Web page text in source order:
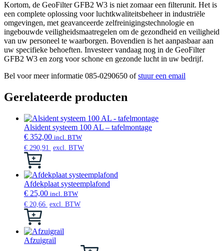
Kortom, de GeoFilter GFB2 W3 is niet zomaar een filterunit. Het is
een complete oplossing voor luchtkwaliteitsbeheer in industriële
omgevingen, met geavanceerde zelfreinigingstechnologie en
ingebouwde veiligheidsmaatregelen om de gezondheid en veiligheid
van uw personeel te waarborgen. Bovendien is het aanpasbaar aan
uw specifieke behoeften. Investeer vandaag nog in de GeoFilter
GFB2 W3 en zorg voor schone en gezonde lucht in uw bedrijf.
Bel voor meer informatie 085-0290650 ofstuur een email
Gerelateerde producten
Alsident systeem 100 AL – tafelmontage
€ 352,00 incl. BTW
€ 290,91 excl. BTW
Dit
heeft
meerdere
variaties.
Deze
optie
gekozen
worden
op
Afdekplaat systeemplafond
€ 25,00 incl. BTW
€ 20,66 excl. BTW
Dit
heeft
meerdere
Afzuigrail